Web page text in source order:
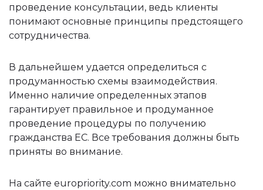
проведение консультации, ведь клиенты
понимают основные принципы предстоящего
сотрудничества.
В дальнейшем удается определиться с
продуманностью схемы взаимодействия.
Именно наличие определенных этапов
гарантирует правильное и продуманное
проведение процедуры по получению
гражданства ЕС. Все требования должны быть
приняты во внимание.
На сайте europriority.com можно внимательно